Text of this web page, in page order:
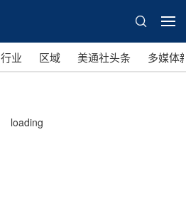
行业 区域 美通社头条 多媒体
loading